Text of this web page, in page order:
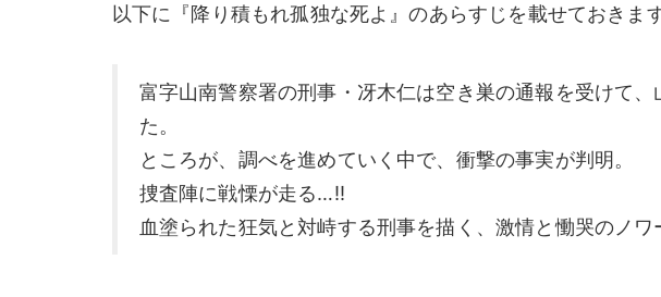
以下に『降り積もれ孤独な死よ』のあらすじを載せておきます
富字山南警察署の刑事・冴木仁は空き巣の通報を受けて
た。
ところが、調べを進めていく中で、衝撃の事実が判明。
捜査陣に戦慄が走る…!!
血塗られた狂気と対峙する刑事を描く、激情と慟哭のノ